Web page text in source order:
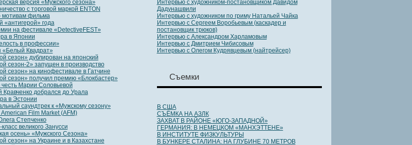
версия «Мужского сезона»
с торговой маркой ENTON
мотивам фильма
«антигерой» года
на фестивале «DetectiveFEST»
в Японии
в профессии»
«Белый Квадрат»
сезон» дублирован на японский
сезон-2» запущен в производство
сезон» на кинофестивале в Гатчине
сезон» получил премию «Блокбастер»
честь Марии Соловьевой
Кравченко добрался до Урала
в Эстонии
саундтрек к «Мужскому сезону»
American Film Market (AFM)
Степченко
великого Занусси
осень» «Мужского Сезона»
сезон» на Украине и в Казахстане
Интервью c художником-постановщиком Давидом
Дадунашвили
Интервью с художником по гриму Натальей Чайка
Интервью с Сергеем Воробьевым (каскадер и
постановщик трюков)
Интервью с Александром Харламовым
Интервью с Дмитрием Чибисовым
Интервью с Олегом Кудрявцевым (найтрейсер)
Съемки
В США
СЪЁМКА НА АЗЛК
ЗАХВАТ В РАЙОНЕ «ЮГО-ЗАПАДНОЙ»
ГЕРМАНИЯ: В НЕМЕЦКОМ «МАНХЭТТЕНЕ»
В ИНСТИТУТЕ ФИЗКУЛЬТУРЫ
В БУНКЕРЕ СТАЛИНА: НА ГЛУБИНЕ 70 МЕТРОВ